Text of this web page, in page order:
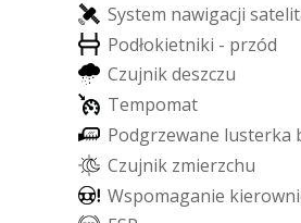
System nawigacji satelit
Podłokietniki - przód
Czujnikdeszczu
Tempomat
Podgrzewane lusterka
Czujnik zmierzchu
Wspomaganie kierowni